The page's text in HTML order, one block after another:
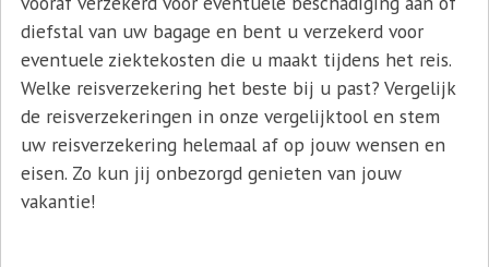
diefstal van uw bagage en bent u verzekerd voor
eventuele ziektekosten die u maakt tijdens het reis.
Welke reisverzekering het beste bij u past? Vergelijk
de reisverzekeringen in onze vergelijktool en stem
uw reisverzekering helemaal af op jouw wensen en
eisen. Zo kun jij onbezorgd genieten van jouw
vakantie!